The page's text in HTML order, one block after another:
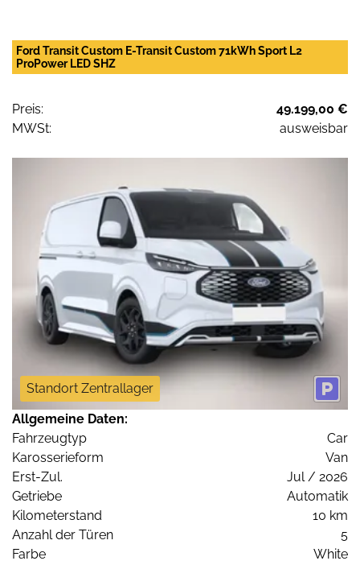
Ford Transit Custom E-Transit Custom 71kWh Sport L2
ProPower LED SHZ
Preis:
49.199,00 €
MWSt:
ausweisbar
Standort Zentrallager
Allgemeine Daten:
Fahrzeugtyp
Car
Karosserieform
Van
Erst-Zul.
Jul / 2026
Getriebe
Automatik
Kilometerstand
10 km
Anzahl der Türen
5
Farbe
White